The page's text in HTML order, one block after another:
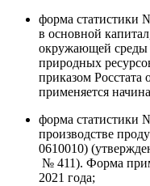
форма статистики
в основной
окружающей среды
природных
приказом
применяется
форма
производстве
0610010)
№ 411). Форма
2021 года;